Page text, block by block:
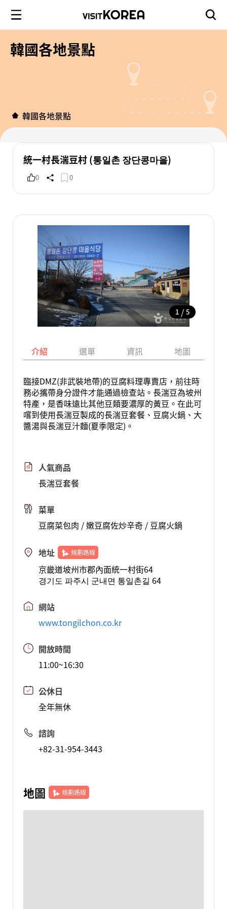
韓國各地景點
韓國各地景點
統一村長湍豆村 (통일촌 장단콩마을)
0 0
1 / 5
介紹 選單 資訊 地圖
臨接DMZ(非武裝地帶)的豆腐料理專賣店，前往時
務必攜帶身分證件才能通過檢查站。長湍豆為坡州
特產，是香味遠比其他豆類要濃厚的黃豆。在此可
嚐到使用長湍豆製成的長湍豆套餐、豆腐火鍋、大
醬湯與長湍豆汁麵(夏季限定)。
人氣商品
長湍豆套餐
菜單
豆腐菜包肉 / 嫩豆腐佐炒辛奇 / 豆腐火鍋
地址 規劃路線
京畿道坡州市郡內面統一村街64
경기도 파주시 군내면 통일촌길 64
網站
www.tongilchon.co.kr
開放時間
11:00~16:30
公休日
全年無休
諮詢
+82-31-954-3443
地圖 規劃路線